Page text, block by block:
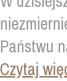
Państwu
Czytaj